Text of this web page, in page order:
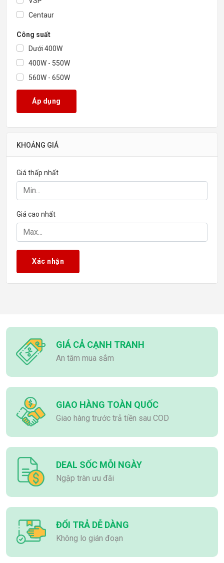
Centaur
Công suất
Dưới 400W
400W - 550W
560W - 650W
660W - 800W
810W - 1000W
Chuẩn nguồn
80 Plus
80 Plus Bronze
80 Plus Gold
80 Plus Platinum
80 Plus Titanium
Kiểu dây nguồn
Full Modular ( Dây rời toàn bộ )
Semi Modular ( Dây rời trừ 24 pin & 8 pin )
ATX
Áp dụng
KHOẢNG GIÁ
Giá thấp nhất
Giá cao nhất
Xác nhận
GIÁ CẢ CẠNH TRANH
An tâm mua sắm
GIAO HÀNG TOÀN QUỐC
Giao hàng trước trả tiền sau COD
DEAL SỐC MỖI NGÀY
Ngập tràn ưu đãi
ĐỔI TRẢ DỄ DÀNG
Không lo gián đoạn